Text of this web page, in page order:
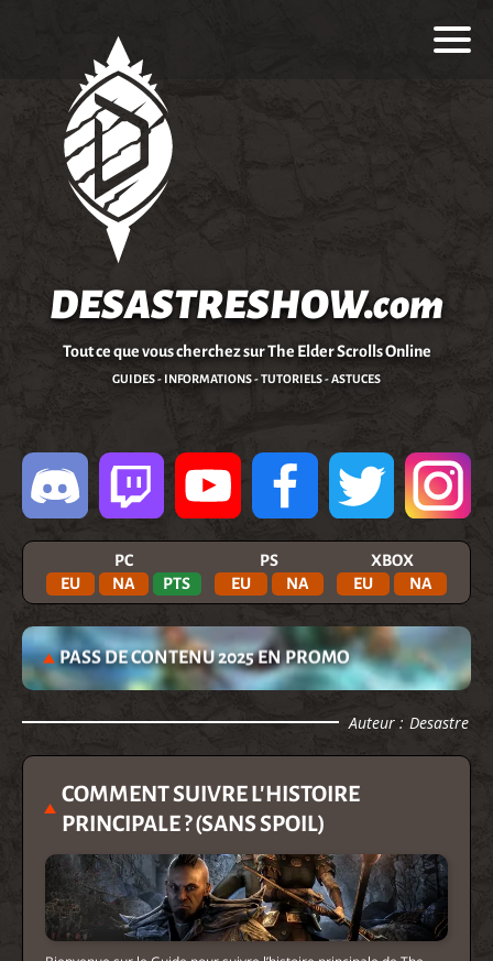
DESASTRESHOW.com
Tout ce que vous cherchez sur The Elder Scrolls Online
GUIDES - INFORMATIONS - TUTORIELS - ASTUCES
PC
EU
NA PTS
PS
EU
NA
XBOX
EU
NA
PASS DE CONTENU 2025 EN PROMO
Auteur : Desastre
COMMENT SUIVRE L'HISTOIRE
PRINCIPALE ? (SANS SPOIL)